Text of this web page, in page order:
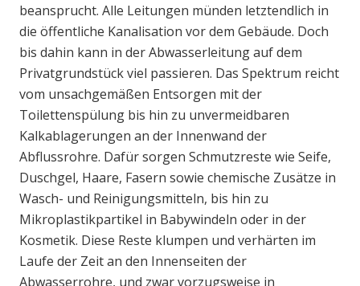
beansprucht. Alle Leitungen münden letztendlich in
die öffentliche Kanalisation vor dem Gebäude. Doch
bis dahin kann in der Abwasserleitung auf dem
Privatgrundstück viel passieren. Das Spektrum reicht
vom unsachgemäßen Entsorgen mit der
Toilettenspülung bis hin zu unvermeidbaren
Kalkablagerungen an der Innenwand der
Abflussrohre. Dafür sorgen Schmutzreste wie Seife,
Duschgel, Haare, Fasern sowie chemische Zusätze in
Wasch- und Reinigungsmitteln, bis hin zu
Mikroplastikpartikel in Babywindeln oder in der
Kosmetik. Diese Reste klumpen und verhärten im
Laufe der Zeit an den Innenseiten der
Abwasserrohre, und zwar vorzugsweise in